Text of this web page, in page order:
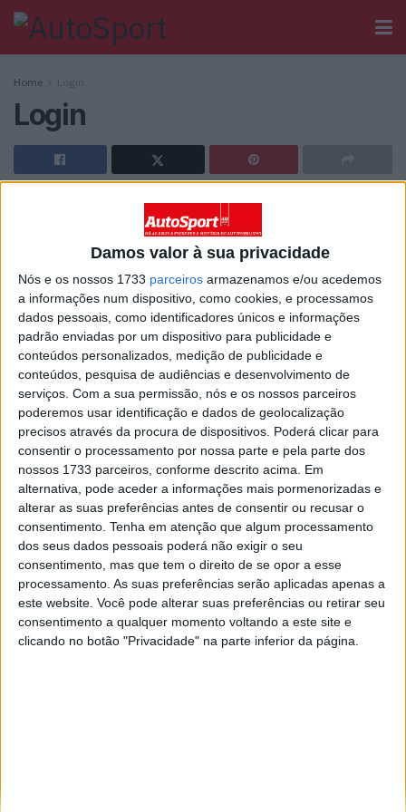
Damos valor à sua privacidade
Nós e os nossos 1733 parceiros armazenamos e/ou acedemos
a informações num dispositivo, como cookies, e processamos
dados pessoais, como identificadores únicos e informações
padrão enviadas por um dispositivo para publicidade e
conteúdos personalizados, medição de publicidade e
conteúdos, pesquisa de audiências e desenvolvimento de
serviços. Com a sua permissão, nós e os nossos parceiros
poderemos usar identificação e dados de geolocalização
precisos através da procura de dispositivos. Poderá clicar para
consentir o processamento por nossa parte e pela parte dos
nossos 1733 parceiros, conforme descrito acima. Em
alternativa, pode aceder a informações mais pormenorizadas e
alterar as suas preferências antes de consentir ou recusar o
consentimento. Tenha em atenção que algum processamento
dos seus dados pessoais poderá não exigir o seu
consentimento, mas que tem o direito de se opor a esse
processamento. As suas preferências serão aplicadas apenas a
este website. Você pode alterar suas preferências ou retirar seu
consentimento a qualquer momento voltando a este site e
clicando no botão "Privacidade" na parte inferior da página.
Home Login
Login
Ainda não tem registo no Autosport?
Sobre
Especialistas em automóveis, automobilismo e demais desportos
motorizados há 48 anos.
Informação importante
Ficha técnica
Estatuto editorial
Política de privacidade
Termos e condições